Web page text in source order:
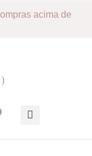
acima de